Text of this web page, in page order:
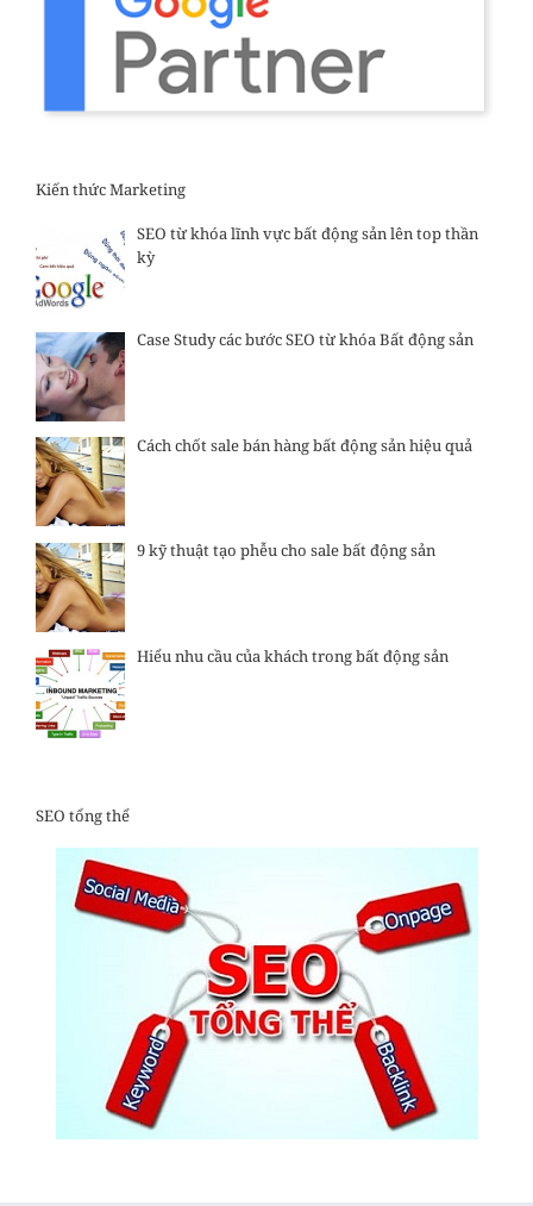
Kiến thức Marketing
SEO từ khóa lĩnh vực bất động sản lên top thần
kỳ
Case Study các bước SEO từ khóa Bất động sản
Cách chốt sale bán hàng bất động sản hiệu quả
9 kỹ thuật tạo phễu cho sale bất động sản
Hiểu nhu cầu của khách trong bất động sản
SEO tổng thể